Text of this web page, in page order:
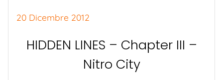
20 Dicembre 2012
HIDDEN LINES – Chapter III –
Nitro City